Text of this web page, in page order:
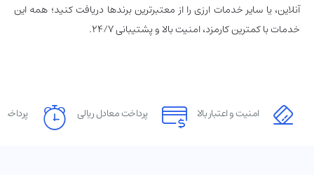
آنلاین، یا سایر خدمات ارزی را از معتبرترین برندها دریافت کنید؛ همه این
خدمات با کمترین کارمزد، امنیت بالا و پشتیبانی ۲۴/۷.
امنیت و اعتبار بالا پرداخت معادل ریالی